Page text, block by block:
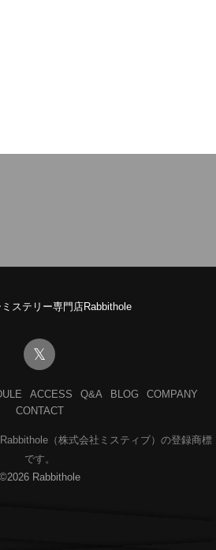
𝕏
ACCESS Q&A BLOG
COMPANY
CONTACT
（株式会社ミスティブ）の登録商標
です。
©2026 Rabbithole